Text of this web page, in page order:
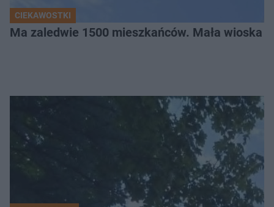
CIEKAWOSTKI
Ma zaledwie 1500 mieszkańców. Mała wioska